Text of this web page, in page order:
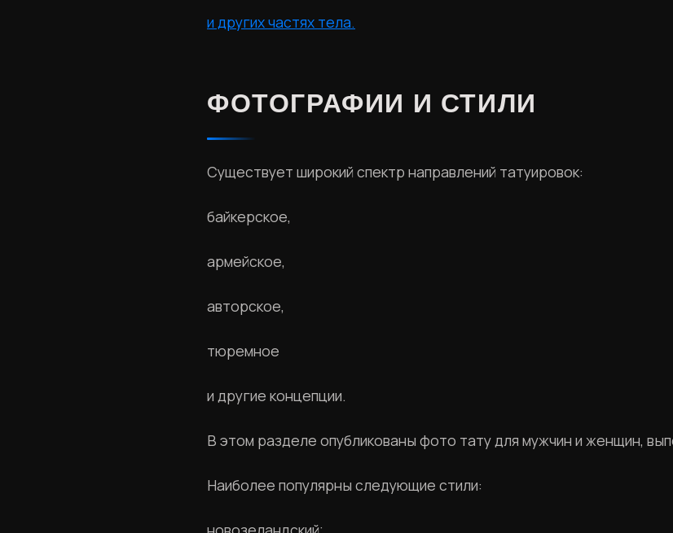
и других частях тела.
ФОТОГРАФИИ И СТИЛИ
Существует широкий спектр направлений татуировок:
байкерское,
армейское,
авторское,
тюремное
и другие концепции.
В этом разделе опубликованы фото тату для мужчин и женщин,
Наиболее популярны следующие стили: